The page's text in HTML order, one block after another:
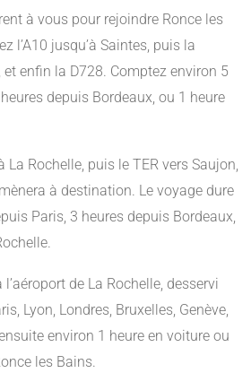
à vous pour rejoindre Ronce les
l’A10 jusqu’à Saintes, puis la
et enfin la D728. Comptez environ 5
depuis Bordeaux, ou 1 heure
La Rochelle, puis le TER vers Saujon,
à destination. Le voyage dure
Paris, 3 heures depuis Bordeaux,
de La Rochelle, desservi
Lyon, Londres, Bruxelles, Genève,
environ 1 heure en voiture ou
les Bains.